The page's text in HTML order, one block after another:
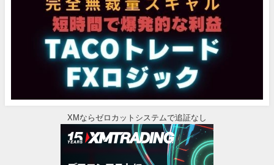
XMならゼロカットシステムで追証なし